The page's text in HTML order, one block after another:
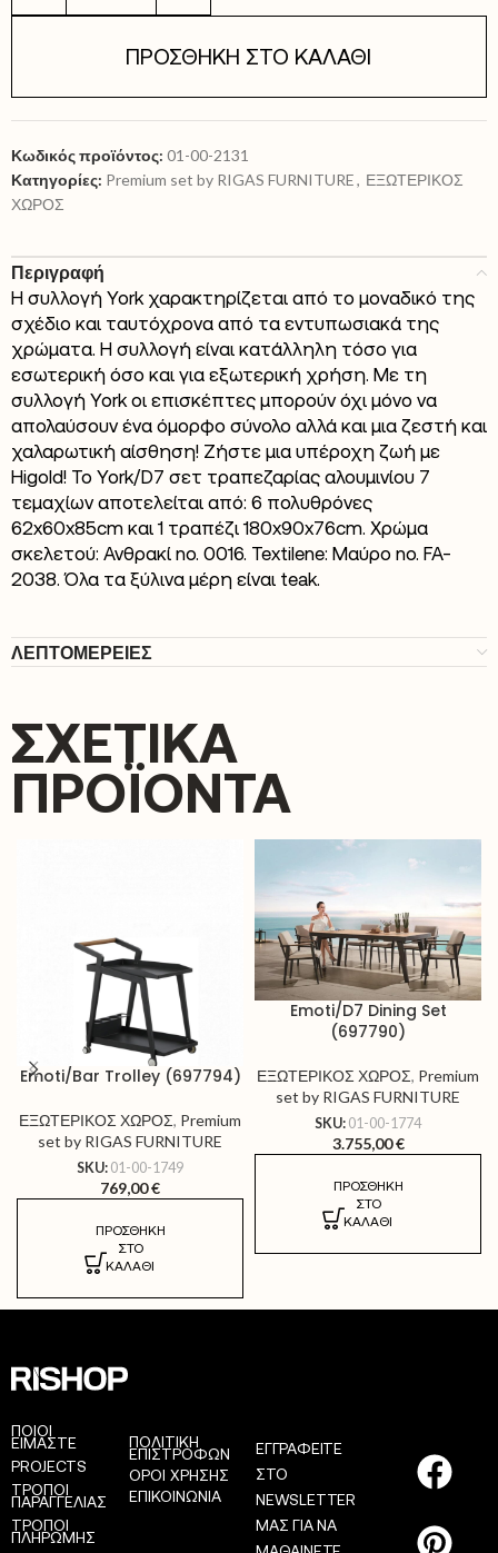
ΠΡΟΣΘΉΚΗ ΣΤΟ ΚΑΛΆΘΙ
Κωδικός προϊόντος: 01-00-2131
Κατηγορίες: Premium set by RIGAS FURNITURE, ΕΞΩΤΕΡΙΚΟΣ
ΧΩΡΟΣ
Περιγραφή
Η συλλογή York χαρακτηρίζεται από το μοναδικό της
σχέδιο και ταυτόχρονα από τα εντυπωσιακά της
χρώματα. Η συλλογή είναι κατάλληλη τόσο για
εσωτερική όσο και για εξωτερική χρήση. Με τη
συλλογή York οι επισκέπτες μπορούν όχι μόνο να
απολαύσουν ένα όμορφο σύνολο αλλά και μια ζεστή και
χαλαρωτική αίσθηση! Ζήστε μια υπέροχη ζωή με
Higold! To York/D7 σετ τραπεζαρίας αλουμινίου 7
τεμαχίων αποτελείται από: 6 πολυθρόνες
62x60x85cm και 1 τραπέζι 180x90x76cm. Χρώμα
σκελετού: Ανθρακί no. 0016. Textilene: Μαύρο no. FA-
2038. Όλα τα ξύλινα μέρη είναι teak.
ΛΕΠΤΟΜΕΡΕΙΕΣ
ΣΧΕΤΙΚΆ
ΠΡΟΪΌΝΤΑ
Emoti/Bar Trolley (697794)
ΕΞΩΤΕΡΙΚΟΣ ΧΩΡΟΣ, Premium
set by RIGAS FURNITURE
SKU: 01-00-1749
769,00€
ΠΡΟΣΘΉΚΗ
ΣΤΟ
ΚΑΛΆΘΙ
Emoti/D7 Dining Set
(697790)
ΕΞΩΤΕΡΙΚΟΣ ΧΩΡΟΣ, Premium
set by RIGAS FURNITURE
SKU: 01-00-1774
3.755,00€
ΠΡΟΣΘΉΚΗ
ΣΤΟ
ΚΑΛΆΘΙ
ΠΟΙΟΙ
ΕΙΜΑΣΤΕ
PROJECTS
ΤΡΟΠΟΙ
ΠΑΡΑΓΓΕΛΙΑΣ
ΤΡΟΠΟΙ
ΠΛΗΡΩΜΗΣ
ΠΟΛΙΤΙΚΗ
ΕΠΙΣΤΡΟΦΩΝ
ΟΡΟΙ ΧΡΗΣΗΣ
ΕΠΙΚΟΙΝΩΝΙΑ
ΕΓΓΡΑΦΕΙΤΕ
ΣΤΟ
NEWSLETTER
ΜΑΣ ΓΙΑ ΝΑ